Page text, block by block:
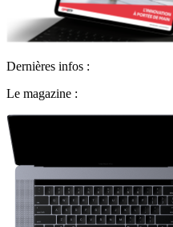
Dernières infos :
Le magazine :